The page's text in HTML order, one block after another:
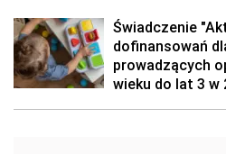
Świadczenie
dofinansowań
prowadzących
wieku do lat 3 w